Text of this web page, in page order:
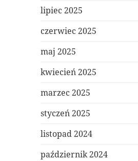
lipiec 2025
czerwiec 2025
maj 2025
kwiecień 2025
marzec 2025
styczeń 2025
listopad 2024
październik 2024